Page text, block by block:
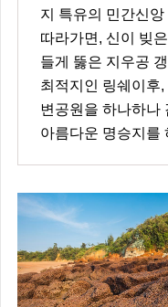
지 특유의 민간신
따라가면, 신이 빚
들게 뚫은 지우공
최적지인 링쉐이후
변공원을 하나하나
아름다운 명승지를